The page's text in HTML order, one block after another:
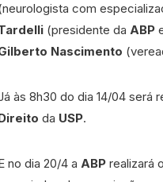
com
(presidente da ABP
Nascimento
às 8h30 do dia 14/04 será
da USP.
no dia 20/4 a ABP realizará